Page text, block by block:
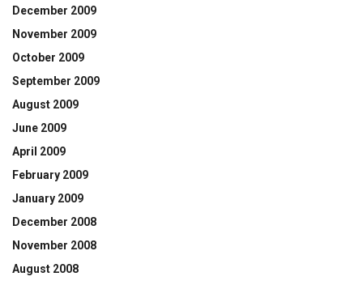
December 2009
November 2009
October 2009
September 2009
August 2009
June 2009
April 2009
February 2009
January 2009
December 2008
November 2008
August 2008